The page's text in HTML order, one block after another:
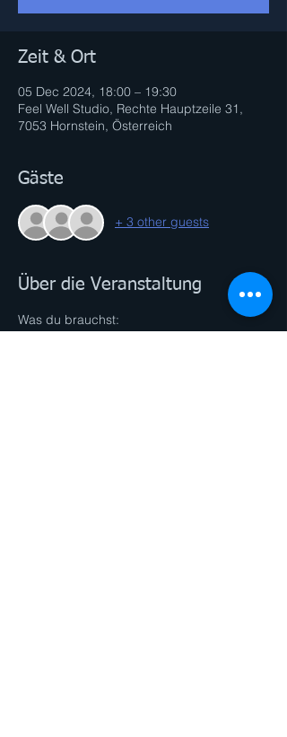
Zeit & Ort
05 Dec 2024, 18:00 – 19:30
Feel Well Studio, Rechte Hauptzeile 31,
7053 Hornstein, Österreich
Gäste
+ 3 other guests
Über die Veranstaltung
Was du brauchst: